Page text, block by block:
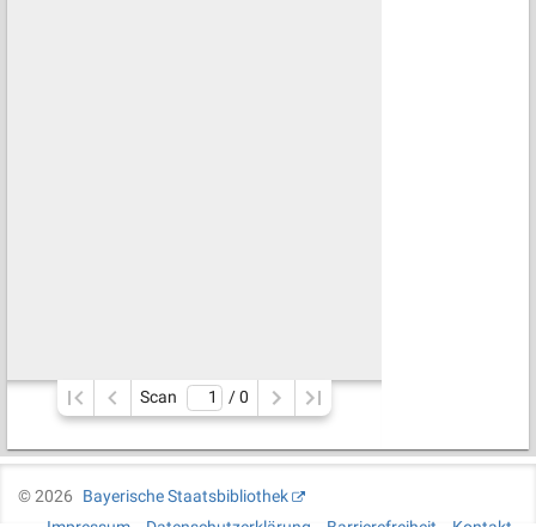
Scan / 0
©2026
Bayerische Staatsbibliothek